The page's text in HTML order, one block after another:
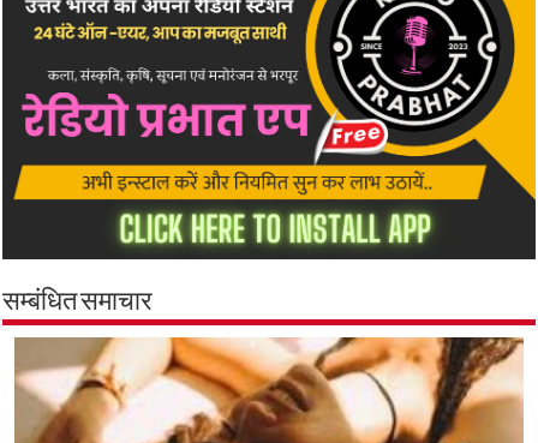
सम्बंधित समाचार